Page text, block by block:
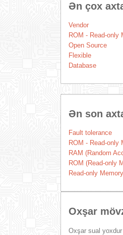
Ən çox
Vendor
ROM - Read-only
Open Source
Flexible
Database
Ən son
Fault tolerance
ROM - Read-only
RAM (Random
ROM (Read-only
Read-only Memory
Oxşar
Oxşar sual yoxdur